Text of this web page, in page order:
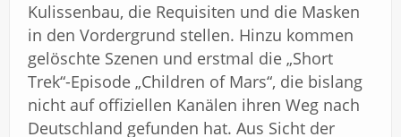
Kulissenbau, die Requisiten und die Masken
in den Vordergrund stellen. Hinzu kommen
gelöschte Szenen und erstmal die „Short
Trek“-Episode „Children of Mars“, die bislang
nicht auf offiziellen Kanälen ihren Weg nach
Deutschland gefunden hat. Aus Sicht der